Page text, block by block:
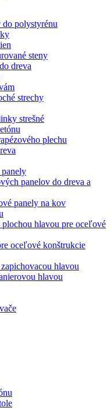
polystyrénu
steny
dreva
strechy
strešné
plechu
panelov do dreva a
panely na kov
plochou hlavou pre oceľové
oceľové konštrukcie
hlavou
hlavou